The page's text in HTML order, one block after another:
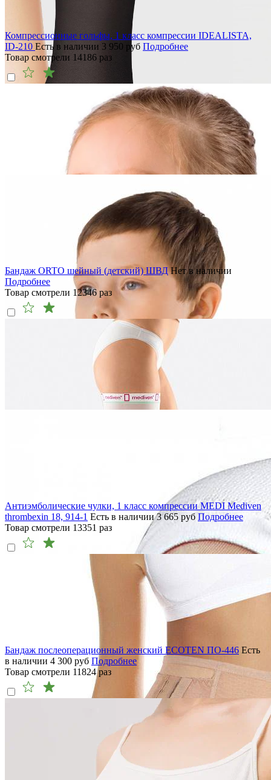
Компрессионные гольфы, 1 класс компрессии IDEALISTA,
ID-210 Есть в наличии 3 950 руб Подробнее
Товар смотрели 14186 раз
Бандаж ORTO шейный (детский) ШВД Нет в наличии
Подробнее
Товар смотрели 12346 раз
Антиэмболические чулки, 1 класс компрессии MEDI Mediven
thrombexin 18, 914-1 Есть в наличии 3 665 руб Подробнее
Товар смотрели 13351 раз
Бандаж послеоперационный женский ECOTEN ПО-446 Есть
в наличии 4 300 руб Подробнее
Товар смотрели 11824раз